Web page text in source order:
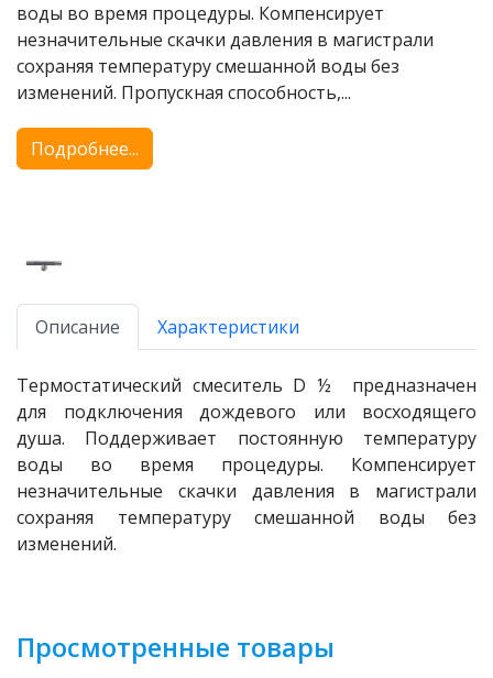
воды во время процедуры. Компенсирует
незначительные скачки давления в магистрали
сохраняя температуру смешанной воды без
изменений. Пропускная способность,...
Подробнее...
Описание Характеристики
Термостатический смеситель D ½ предназначен
для подключения дождевого или восходящего
душа. Поддерживает постоянную температуру
воды во время процедуры. Компенсирует
незначительные скачки давления в магистрали
сохраняя температуру смешанной воды без
изменений.
Просмотренные товары